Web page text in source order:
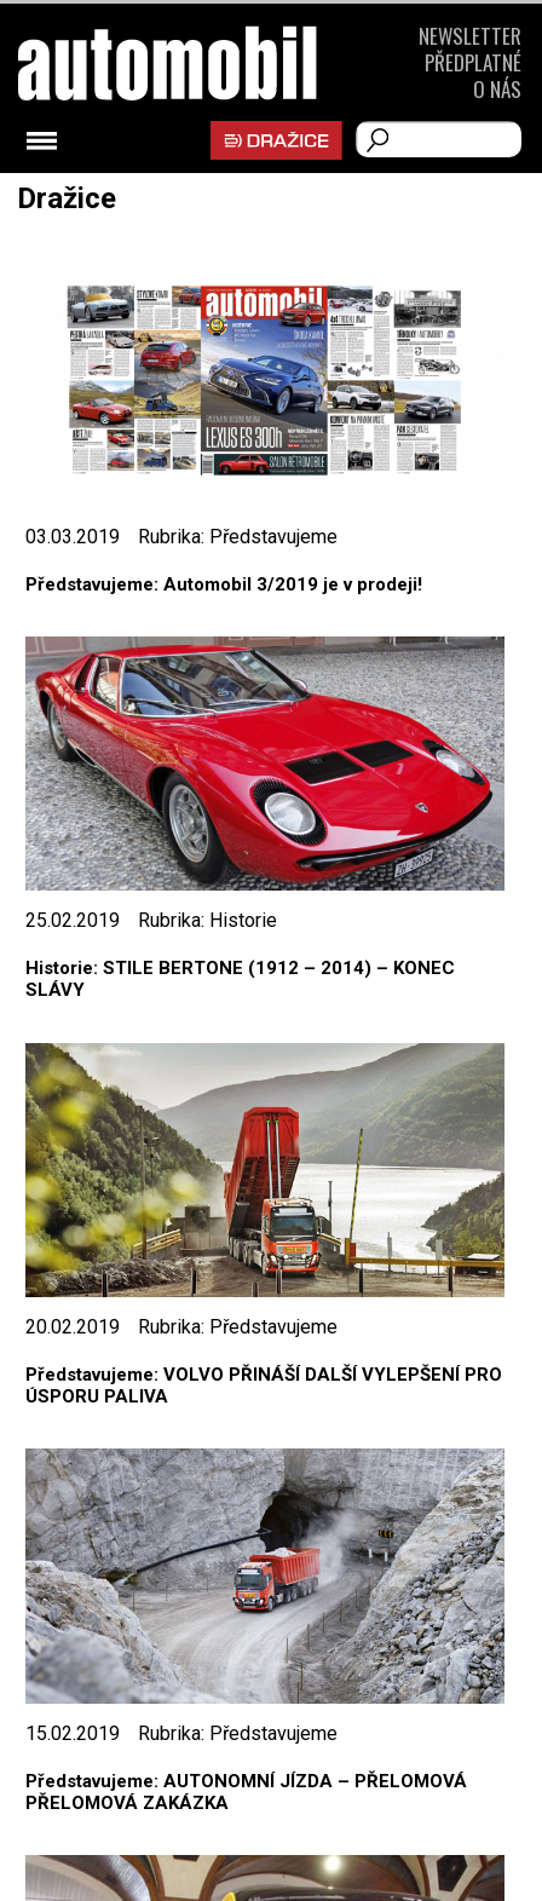
Dražice
03.03.2019 Rubrika: Představujeme
Představujeme: Automobil 3/2019 je v prodeji!
25.02.2019 Rubrika: Historie
Historie: STILE BERTONE (1912 – 2014) – KONEC
SLÁVY
20.02.2019 Rubrika: Představujeme
Představujeme: VOLVO PŘINÁŠÍ DALŠÍ VYLEPŠENÍ PRO
ÚSPORU PALIVA
15.02.2019 Rubrika: Představujeme
Představujeme: AUTONOMNÍ JÍZDA – PŘELOMOVÁ
PŘELOMOVÁ ZAKÁZKA
NEWSLETTER
PŘEDPLATNÉ
O NÁS